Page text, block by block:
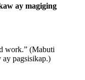
ay magiging
work.” (Mabuti
ay pagsisikap.)